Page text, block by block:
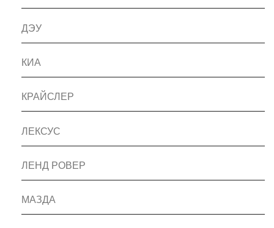
ДЭУ
КИА
КРАЙСЛЕР
ЛЕКСУС
ЛЕНД РОВЕР
МАЗДА